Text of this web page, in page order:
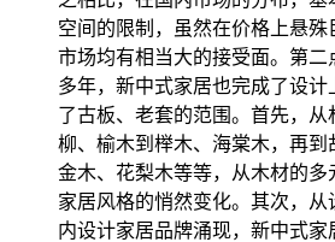
空间的限制，虽然在价格上悬
市场均有相当大的接受面。第二
多年，新中式家居也完成了设计
了古板、老套的范围。首先，从
柳、榆木到榉木、海棠木，再到
金木、花梨木等等，从木材的
家居风格的悄然变化。其次，从
内设计家居品牌涌现，新中式